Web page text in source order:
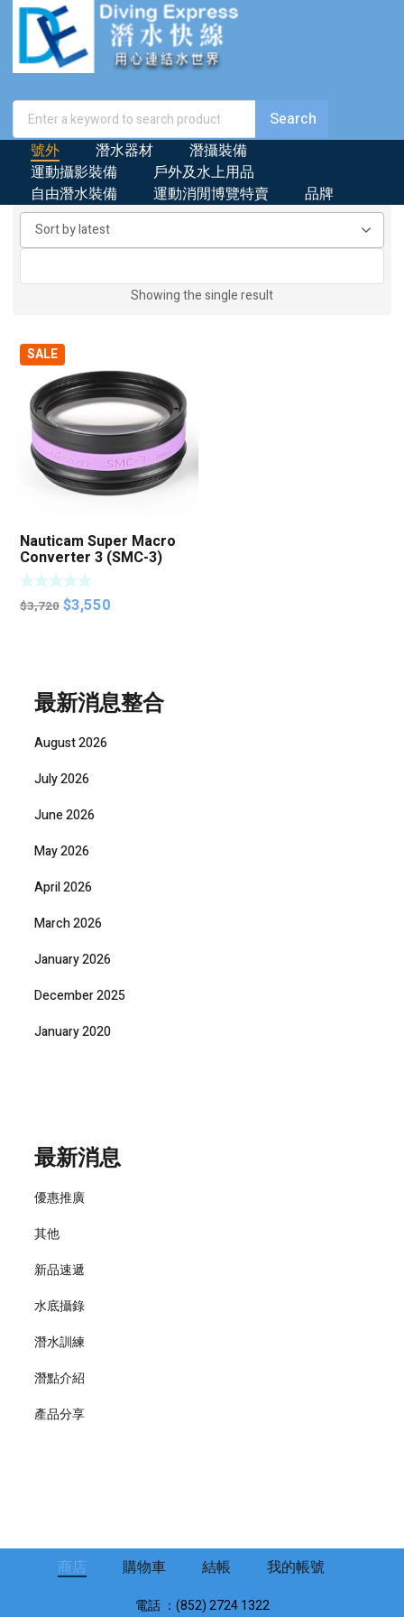
號外 潛水器材
潛攝裝備
運動攝影裝備
戶外及水上用品
自由潛水裝備
運動消閒博覽特賣 品牌
Showing the single result
SALE
Nauticam Super Macro
Converter 3 (SMC-3)
$3,720 Original
$3,550
最新消息整合
August 2026
July 2026
June 2026
May 2026
April 2026
March 2026
January 2026
December 2025
January 2020
最新消息
優惠推廣
其他
新品速遞
水底攝錄
潛水訓練
潛點介紹
產品分享
商店 購物車 結帳 我的帳號
電話 ：(852) 2724 1322